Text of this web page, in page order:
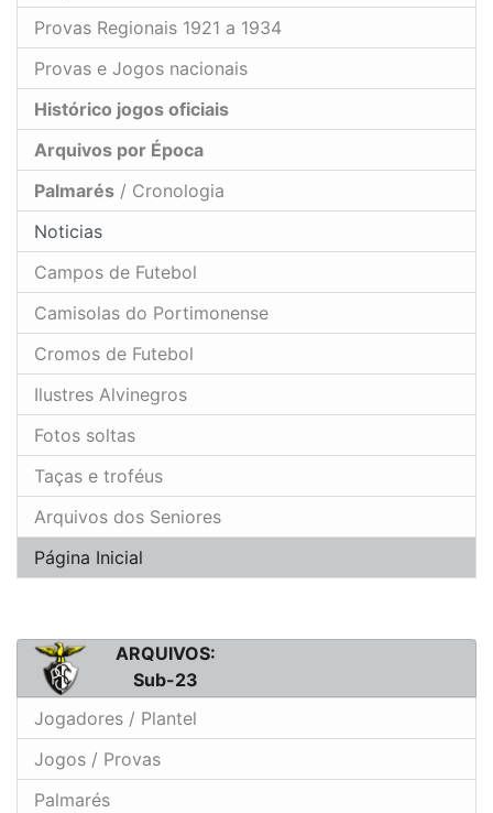
Provas Regionais 1921 a 1934
Provas e Jogos nacionais
Histórico jogos oficiais
Arquivos por Época
Palmarés / Cronologia
Noticias
Campos de Futebol
Camisolas do Portimonense
Cromos de Futebol
Ilustres Alvinegros
Fotos soltas
Taças e troféus
Arquivos dos Seniores
Página Inicial
ARQUIVOS:
Sub-23
Jogadores / Plantel
Jogos / Provas
Palmarés